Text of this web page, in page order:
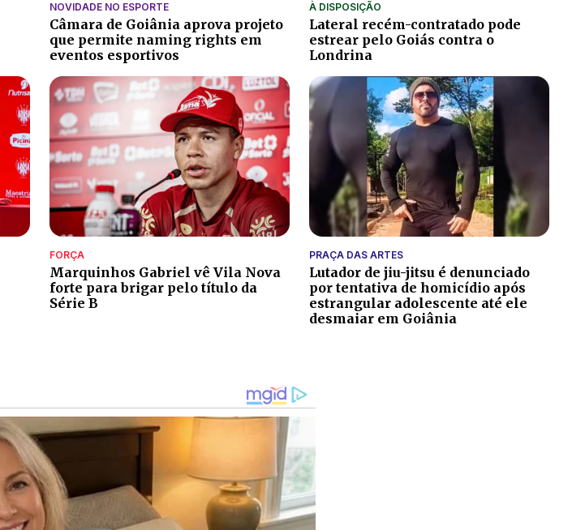
NOVIDADE NO ESPORTE
Câmara de Goiânia aprova projeto
que permite naming rights em
eventos esportivos
À DISPOSIÇÃO
Lateral recém-contratado pode
estrear pelo Goiás contra o
Londrina
FORÇA
Marquinhos Gabriel vê Vila Nova
forte para brigar pelo título da
Série B
PRAÇA DAS ARTES
Lutador de jiu-jitsu é denunciado
por tentativa de homicídio após
estrangular adolescente até ele
desmaiar em Goiânia